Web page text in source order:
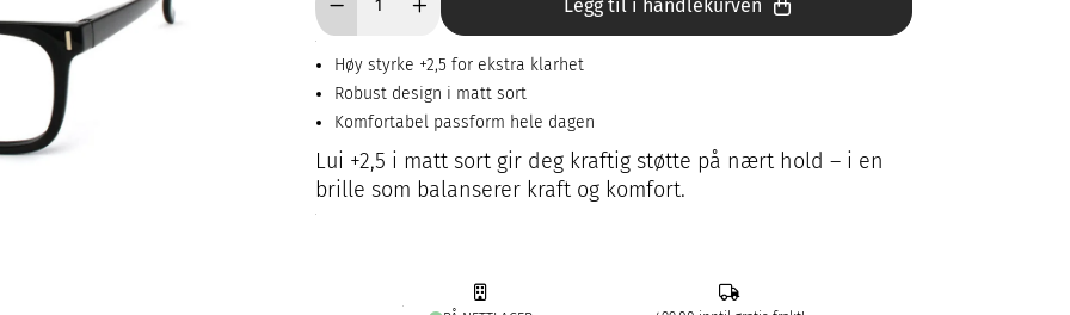
Legg til i handlekurven
Høy styrke +2,5 for ekstra klarhet
Robust design i matt sort
Komfortabel passform hele dagen
Lui +2,5 i matt sort gir deg kraftig støtte på nært hold – i en
brille som balanserer kraft og komfort.